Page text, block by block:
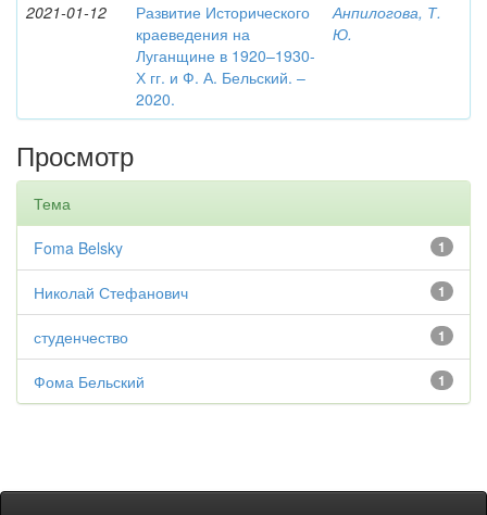
2021-01-12
Развитие Исторического
краеведения на
Луганщине в 1920–1930-
Х гг. и Ф. А. Бельский. –
2020.
Анпилогова, Т.
Ю.
Просмотр
Тема
1
Foma Belsky
1
Николай Стефанович
1
студенчество
1
Фома Бельский